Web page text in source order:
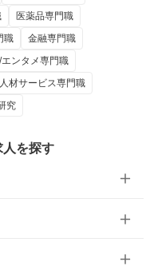
医薬品専門職
職
金融専門職
ンタメ専門職
人材サービス専門職
究
人を探す